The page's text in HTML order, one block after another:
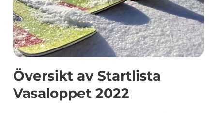
Översikt av Startlista
Vasaloppet 2022